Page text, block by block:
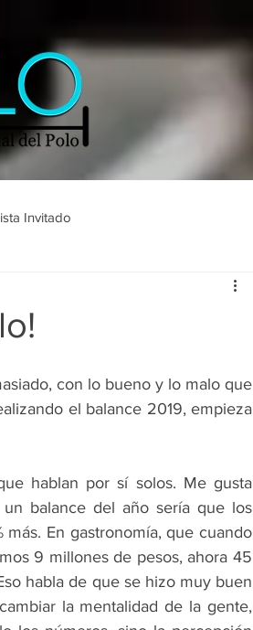
Invitado
con lo bueno y lo malo que
el balance 2019, empieza
hablan por sí solos. Me gusta
balance del año sería que los
En gastronomía, que cuando
9 millones de pesos, ahora 45
habla de que se hizo muy buen
la mentalidad de la gente,